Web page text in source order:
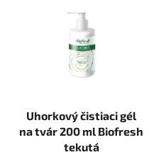
Uhorkový čistiaci gél
na tvár 200 ml Biofresh
tekutá